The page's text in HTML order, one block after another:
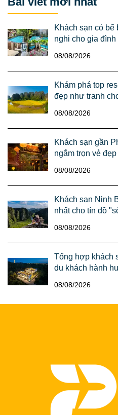
Khách sạn có
nghi cho gia đình
08/08/2026
Khám phá top
đẹp như tranh
08/08/2026
Khách sạn gần
ngắm trọn vẻ
08/08/2026
Khách sạn Ninh
nhất cho tín đồ
08/08/2026
Tổng hợp khách
du khách hành
08/08/2026